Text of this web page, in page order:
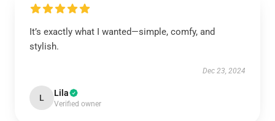
It’s exactly what I wanted—simple, comfy, and
stylish.
Dec 23, 2024
L Lila
Verified owner